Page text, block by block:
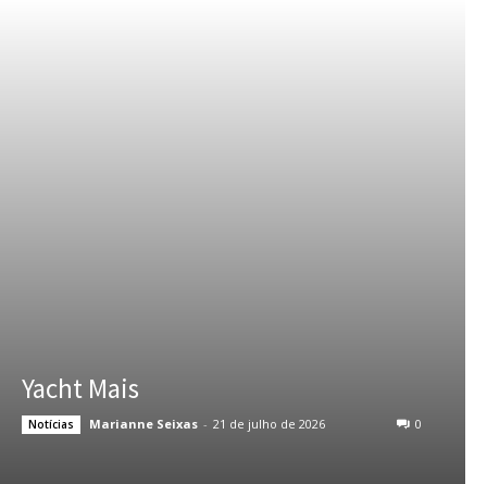
Yacht Mais
Notícias Marianne Seixas - 21 de julho de 2026 0